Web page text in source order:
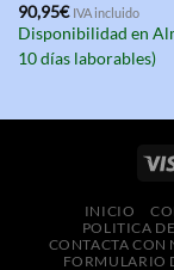
Valorado
con4.67
de 5
90,95€ IVA incluido
Disponibilidad en
10 días laborables)
INICIO
POLITICA
CONTACTA CON
FORMULARIO